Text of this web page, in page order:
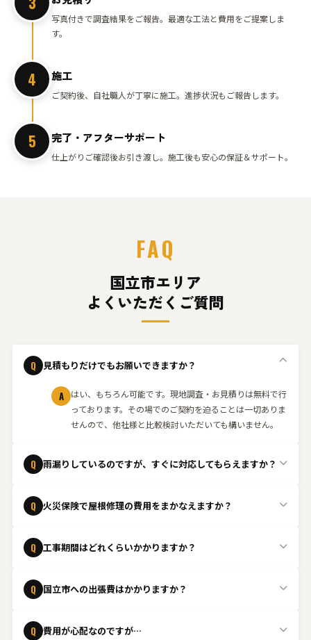
写真付きで調査結果をご報告。最適な工法と費用をご提案しま
す。
4 施工
ご契約後、自社職人が丁寧に施工。進捗状況もご報告します。
5 完了・アフターサポート
仕上がりご確認後お引き渡し。施工後も安心の保証＆サポート。
FAQ
国立市エリア
よくいただくご質問
Q 見積もりだけでもお願いできますか？
A
はい、もちろん可能です。現地調査・お見積りは無料で行
っております。その場でのご契約を迫ることは一切ありま
せんので、他社様と比較検討いただいても構いません。
Q 雨漏りしているのですが、すぐに対応してもらえますか？
認し、応急処置から本格的な修理まで迅速に対応いたしま
Q 火災保険で屋根修理の費用をまかなえますか？
は、火災保険の「風災・雹災・雪災」補償の対象となるケ
Q 工事期間はどれくらいかかりますか？
根修理であれば1日〜数日程度で完了することが多いで
Q 国立市への出張費はかかりますか？
ください。
Q 費用が心配なのですが…